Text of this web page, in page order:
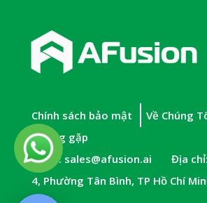
Chính sách bảo mật Về Chúng
thường gặp
Email: sales@afusion.ai
Địa
4, Phường Tân Bình, TP Hồ Chí